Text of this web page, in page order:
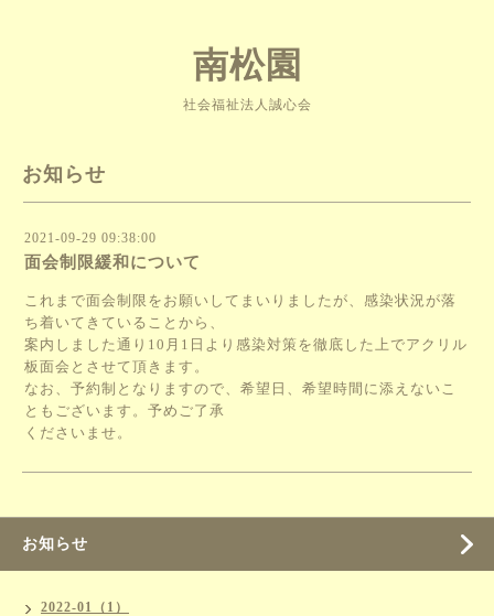
南松園
社会福祉法人誠心会
お知らせ
2021-09-29 09:38:00
面会制限緩和について
これまで面会制限をお願いしてまいりましたが、感染状況が落
ち着いてきていることから、
案内しました通り10月1日より感染対策を徹底した上でアクリル
板面会とさせて頂きます。
なお、予約制となりますので、希望日、希望時間に添えないこ
ともございます。予めご了承
くださいませ。
お知らせ
2022-01（1）